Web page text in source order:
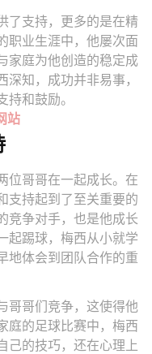
了支持，更多的是在精
职业生涯中，他屡次面
家庭为他创造的稳定成
知，成功并非易事，
和鼓励。
站
位哥哥在一起成长。在
支持起到了至关重要的
竞争对手，也是他成长
起踢球，梅西从小就学
地体会到团队合作的重
哥哥们竞争，这使得他
庭的足球比赛中，梅西
己的技巧，还在心理上